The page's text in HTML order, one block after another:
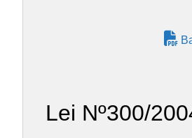
Lei Nº300/